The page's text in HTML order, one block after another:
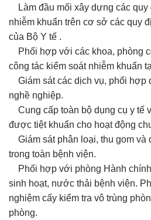
Làm đầu mối xây dựng các quy
nhiễm khuẩn trên cơ sở các quy
của Bộ Y tế .
Phối hợp với các khoa, phòng
công tác kiểm soát nhiễm khuẩn
Giám sát các dịch vụ, phối hợp
nghề nghiệp.
Cung cấp toàn bộ dụng cụ y tế
được tiệt khuẩn cho hoạt động
Giám sát phân loại, thu gom và
trong toàn bệnh viện.
Phối hợp với phòng Hành
sinh hoạt, nước thải bệnh viện.
nghiệm cấy kiểm tra vô trùng
phòng.